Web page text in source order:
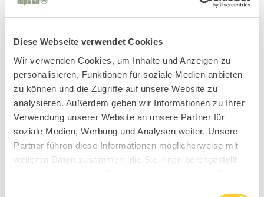
Diese Webseite verwendet Cookies
Wir verwenden Cookies, um Inhalte und Anzeigen zu
personalisieren, Funktionen für soziale Medien anbieten
zu können und die Zugriffe auf unsere Website zu
analysieren. Außerdem geben wir Informationen zu Ihrer
Verwendung unserer Website an unsere Partner für
soziale Medien, Werbung und Analysen weiter. Unsere
Partner führen diese Informationen möglicherweise mit
weiteren Daten zusammen, die Sie ihnen bereitgestellt
haben oder die sie im Rahmen Ihrer Nutzung der Dienste